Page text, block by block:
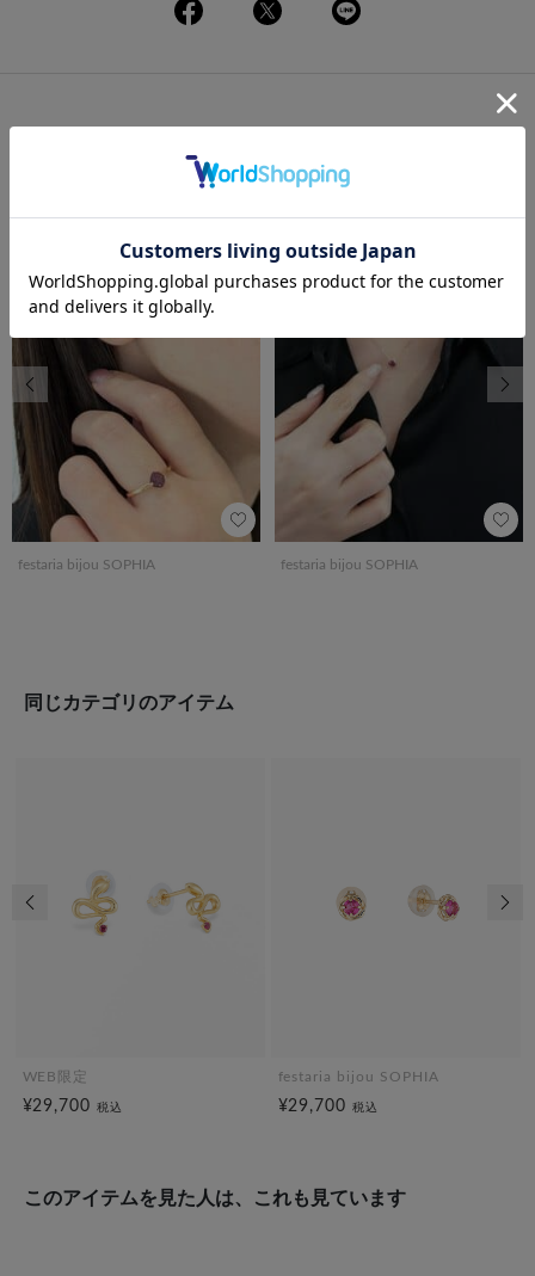
この商品を使ったコーディネート
festaria bijou SOPHIA festaria bijou SOPHIA
前の画像
同じカテゴリのアイテム
WEB限定
¥29,700税込
festaria bijou SOPHIA
¥29,700税込
前の画像
このアイテムを見た人は、これも見ています